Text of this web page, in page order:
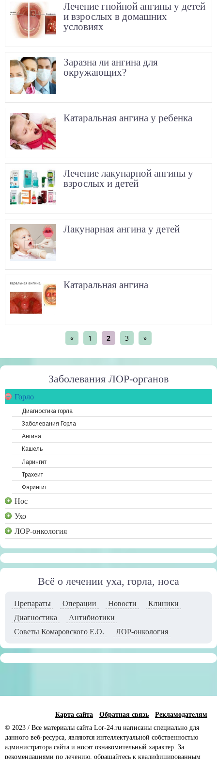
Лечение гнойной ангины у детей
и взрослых в домашних
условиях
Заразна ли ангина для
окружающих?
Катаральная ангина у ребенка
Лечение лакунарной ангины у
взрослых и детей
Лакунарная ангина у детей
Катаральная ангина
« 1 2 3 »
Заболевания ЛОР-органов
Горло
Диагностика горла
Заболевания Горла
Ангина
Кашель
Ларингит
Трахеит
Фарингит
Нос
Ухо
ЛОР-онкология
Всё о лечении уха, горла, носа
Препараты Операции Новости
Клиники
Диагностика
Антибиотики
Советы Комаровского Е.О.
ЛОР-онкология
Карта сайта Обратная связь
Рекламодателям
© 2023 / Все материалы сайта Lor-24.ru написаны специально для
данного веб-ресурса, являются интеллектуальной собственностью
администратора сайта и носят ознакомительный характер. За
рекомендациями по лечению, обращайтесь к квалифицированным